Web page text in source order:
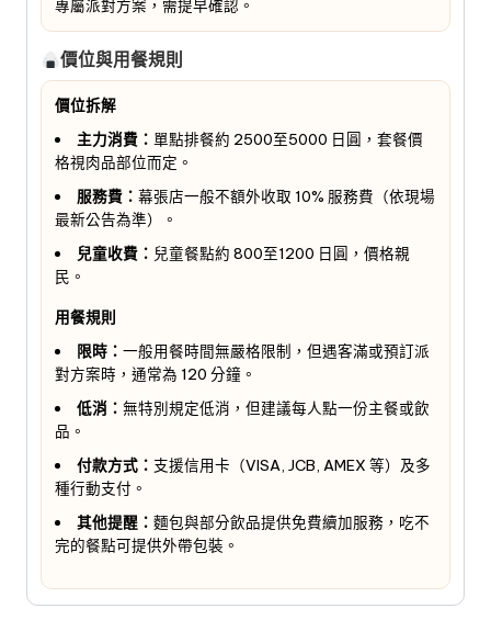
專屬派對方案，需提早確認。
價位與用餐規則
價位拆解
主力消費： 單點排餐約 2500至5000 日圓，套餐價
格視肉品部位而定。
服務費： 幕張店一般不額外收取 10% 服務費（依現場
最新公告為準）。
兒童收費： 兒童餐點約 800至1200 日圓，價格親
民。
用餐規則
限時： 一般用餐時間無嚴格限制，但遇客滿或預訂派
對方案時，通常為 120 分鐘。
低消： 無特別規定低消，但建議每人點一份主餐或飲
品。
付款方式： 支援信用卡（VISA, JCB, AMEX 等）及多
種行動支付。
其他提醒： 麵包與部分飲品提供免費續加服務，吃不
完的餐點可提供外帶包裝。